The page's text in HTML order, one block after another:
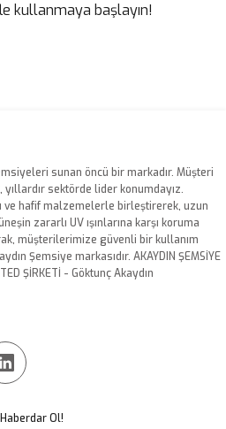
kullanmaya başlayın!
sunan öncü bir markadır. Müşteri
sektörde lider konumdayız.
ve hafif malzemelerle birleştirerek, uzun
zararlı UV ışınlarına karşı koruma
müşterilerimize güvenli bir kullanım
Şemsiye markasıdır. AKAYDIN ŞEMSİYE
ŞİRKETİ - Göktunç Akaydın
Ol!